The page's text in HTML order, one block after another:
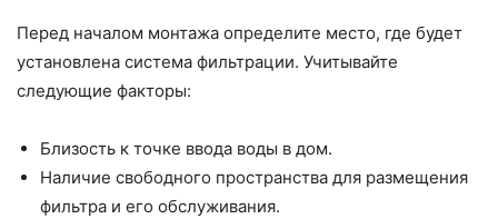
Перед началом монтажа определите место, где будет
установлена система фильтрации. Учитывайте
следующие факторы:
Близость к точке ввода воды в дом.
Наличие свободного пространства для размещения
фильтра и его обслуживания.